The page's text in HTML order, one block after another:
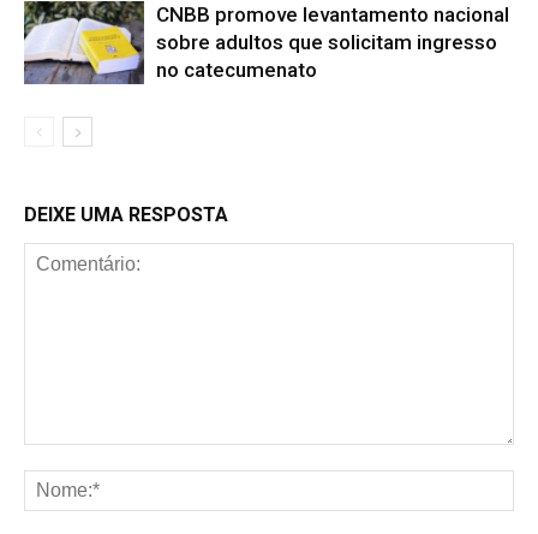
CNBB promove levantamento nacional
sobre adultos que solicitam ingresso
no catecumenato
DEIXE UMA RESPOSTA